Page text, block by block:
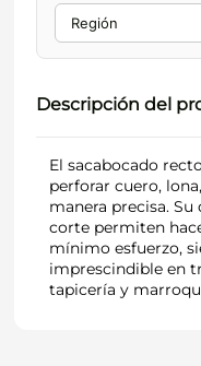
Descripción del
El sacabocado
perforar cuero,
manera precisa.
corte permiten
mínimo esfuerzo,
imprescindible en
tapicería y